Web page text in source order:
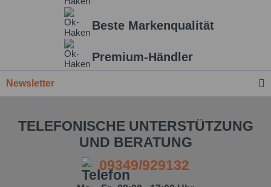
Beste Markenqualität
Premium-Händler
Newsletter
TELEFONISCHE UNTERSTÜTZUNG
UND BERATUNG
09349/929132